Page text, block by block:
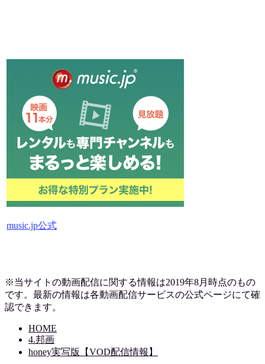
music.jp公式
※当サイトの動画配信に関する情報は2019年8月時点のもの
です。最新の情報は各動画配信サービスの公式ページにて確
認できます。
HOME
4.邦画
honey実写版【VOD配信情報】